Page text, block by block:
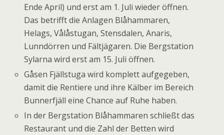
Ende April) und erst am 1. Juli wieder öffnen.
Das betrifft die Anlagen Blåhammaren,
Helags, Vålåstugan, Stensdalen, Anaris,
Lunndörren und Fältjägaren. Die Bergstation
Sylarna wird erst am 15. Juli öffnen.
Gåsen Fjällstuga wird komplett aufgegeben,
damit die Rentiere und ihre Kälber im Bereich
Bunnerfjäll eine Chance auf Ruhe haben.
In der Bergstation Blåhammaren schließt das
Restaurant und die Zahl der Betten wird